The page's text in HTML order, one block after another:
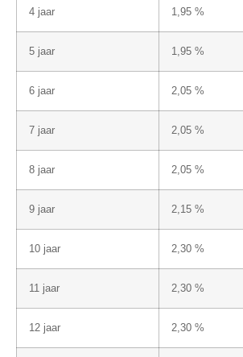
4 jaar 1,95 %
5 jaar 1,95 %
6 jaar 2,05 %
7 jaar 2,05 %
8 jaar 2,05 %
9 jaar 2,15 %
10 jaar 2,30 %
11 jaar 2,30 %
12 jaar 2,30 %